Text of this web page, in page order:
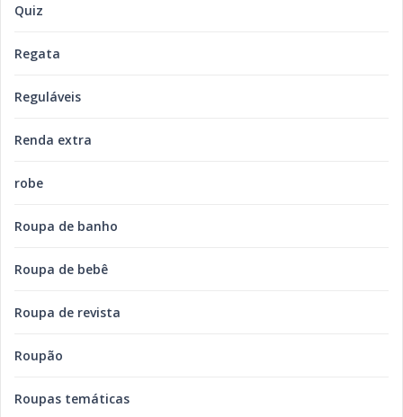
Quiz
Regata
Reguláveis
Renda extra
robe
Roupa de banho
Roupa de bebê
Roupa de revista
Roupão
Roupas temáticas